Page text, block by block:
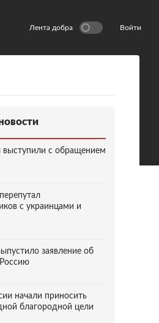
Лента добра Войти
с обращением
с украинцами и
заявление об
начали приносить
благородной цели